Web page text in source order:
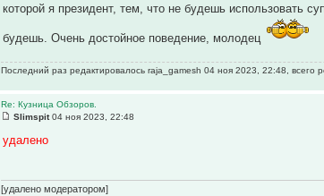
которой я президент, тем, что не будешь использовать
будешь. Очень достойное поведение, молодец
Последний раз редактировалось raja_gamesh 04 ноя 2023, 22:48, всего
Re: Кузница Обзоров.
Slimspit04 ноя 2023, 22:48
удалено
[удалено модератором]